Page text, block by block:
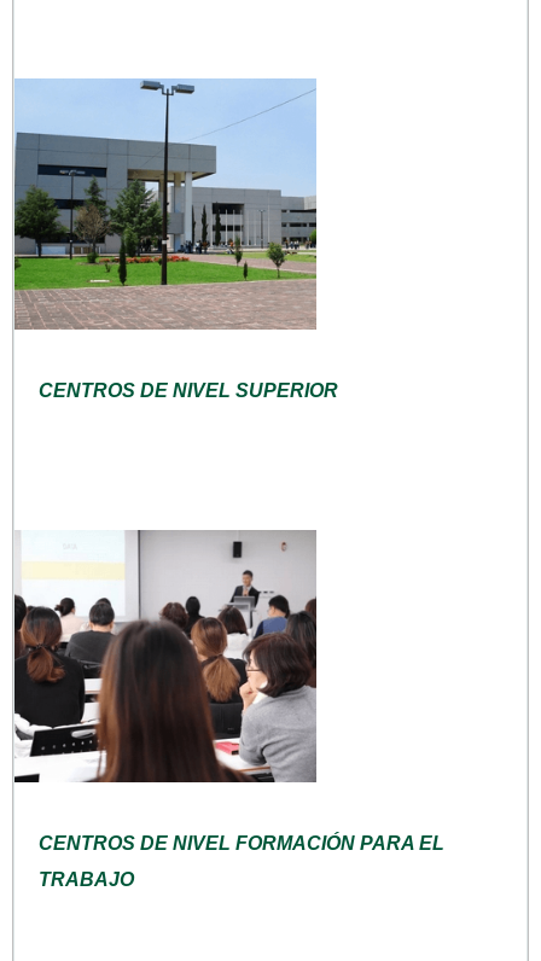
CENTROS DE NIVEL SUPERIOR
CENTROS DE NIVEL FORMACIÓN PARA EL
TRABAJO